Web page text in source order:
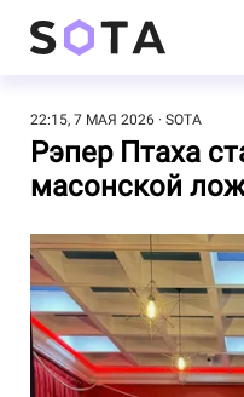
22:15, 7 МАЯ 2026 SOTA
Рэпер Птаха
масонской